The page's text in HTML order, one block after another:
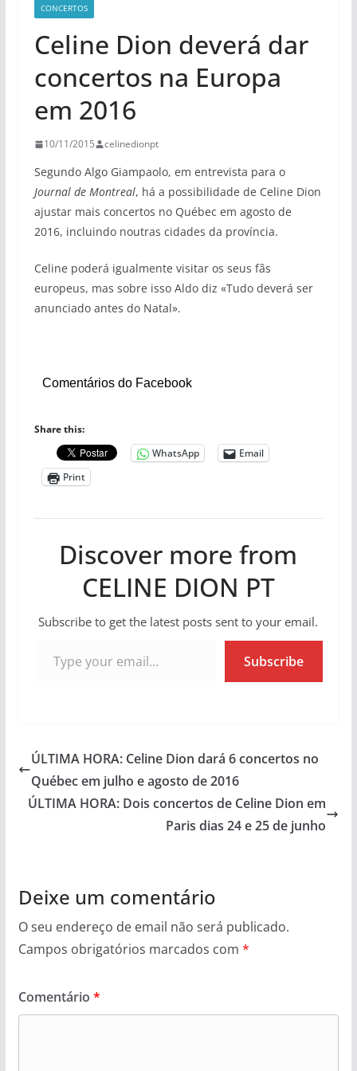
CONCERTOS
Celine Dion deverá dar
concertos na Europa
em 2016
10/11/2015 celinedionpt
Segundo Algo Giampaolo, em entrevista para o
Journal de Montreal, há a possibilidade de Celine Dion
ajustar mais concertos no Québec em agosto de
2016, incluindo noutras cidades da província.
Celine poderá igualmente visitar os seus fãs
europeus, mas sobre isso Aldo diz «Tudo deverá ser
anunciado antes do Natal».
Comentários do Facebook
Share this:
WhatsApp
Email
Print
Discover more from
CELINE DION PT
Subscribe to get the latest posts sent to your email.
Subscribe
ÚLTIMA HORA: Celine Dion dará 6 concertos no
Québec em julho e agosto de 2016
ÚLTIMA HORA: Dois concertos de Celine Dion em
Paris dias 24 e 25 de junho
Deixe um comentário
O seu endereço de email não será publicado.
Campos obrigatórios marcados com *
Comentário *